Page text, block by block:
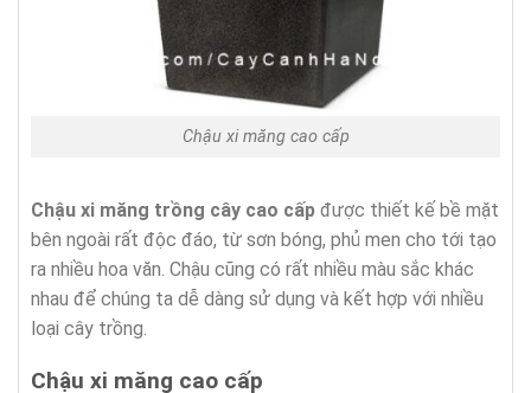
Chậu xi măng cao cấp
Chậu xi măng trồng cây cao cấp được thiết kế bề mặt
bên ngoài rất độc đáo, từ sơn bóng, phủ men cho tới tạo
ra nhiều hoa văn. Chậu cũng có rất nhiều màu sắc khác
nhau để chúng ta dễ dàng sử dụng và kết hợp với nhiều
loại cây trồng.
Chậu xi măng cao cấp